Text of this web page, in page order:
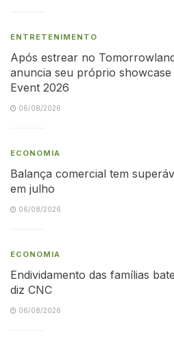
ENTRETENIMENTO
Após estrear no
anuncia seu próprio
Event 2026
06/08/2026
ECONOMIA
Balança comercial tem
em julho
06/08/2026
ECONOMIA
Endividamento das famílias
diz CNC
06/08/2026